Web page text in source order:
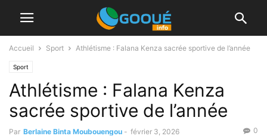
Accueil Sport Athlétisme : Falana Kenza sacrée sportive de l’année
Sport
Athlétisme : Falana Kenza
sacrée sportive de l’année
Par Berlaine Binta Moubouengou - février 3, 2026 0